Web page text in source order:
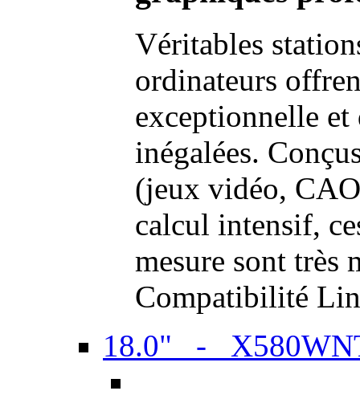
Véritables
ordinateurs
exceptionnelle et
inégalées.
(jeux vidéo,
calcul intensif,
mesure sont très
Compatibilité
18.0" -